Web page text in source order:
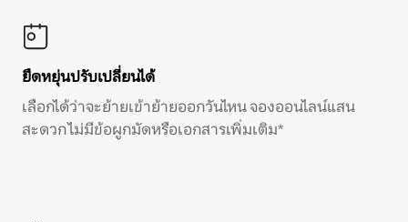
ยืดหยุ่นปรับเปลี่ยนได้
เลือกได้ว่าจะย้ายเข้าย้ายออกวันไหน จองออนไลน์แสน
สะดวก ไม่มีข้อผูกมัดหรือเอกสารเพิ่มเติม*